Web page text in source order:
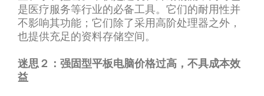
是医疗服务等行业的必备工具。它们的耐用性并
不影响其功能；它们除了采用高阶处理器之外，
也提供充足的资料存储空间。
迷思２：强固型平板电脑价格过高，不具成本效
益